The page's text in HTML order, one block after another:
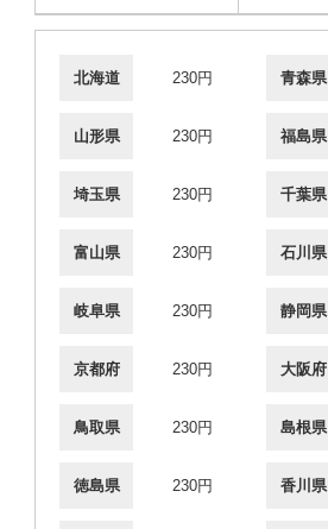
北海道 230円 青森県
山形県 230円 福島県
埼玉県 230円 千葉県
富山県 230円 石川県
岐阜県 230円 静岡県
京都府 230円 大阪府
鳥取県 230円 島根県
徳島県 230円 香川県